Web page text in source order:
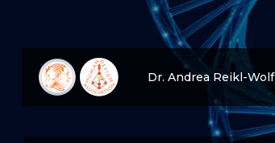
Dr. Andrea Reikl-Wolf